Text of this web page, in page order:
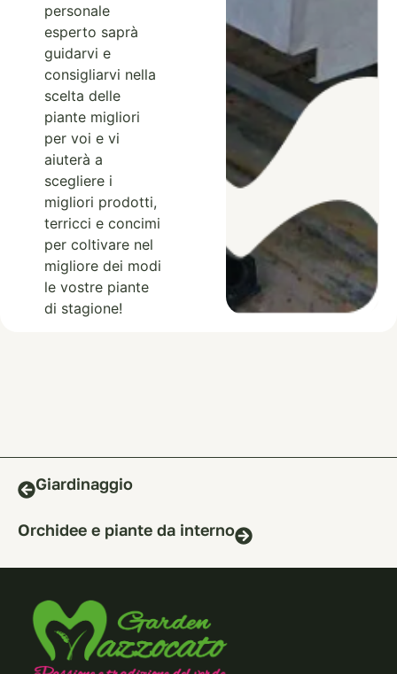
personale
esperto saprà
guidarvi e
consigliarvi nella
scelta delle
piante migliori
per voi e vi
aiuterà a
scegliere i
migliori prodotti,
terricci e concimi
per coltivare nel
migliore dei modi
le vostre piante
di stagione!
Giardinaggio
Orchidee e piante da interno